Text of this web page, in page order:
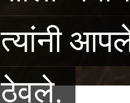
त्यांनी
ठेवले.
त्यांनी
ठेवले.